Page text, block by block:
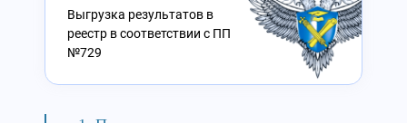
Выгрузка результатов в
реестр в соответствии с ПП
№729